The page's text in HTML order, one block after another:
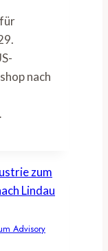
nach
Advisory